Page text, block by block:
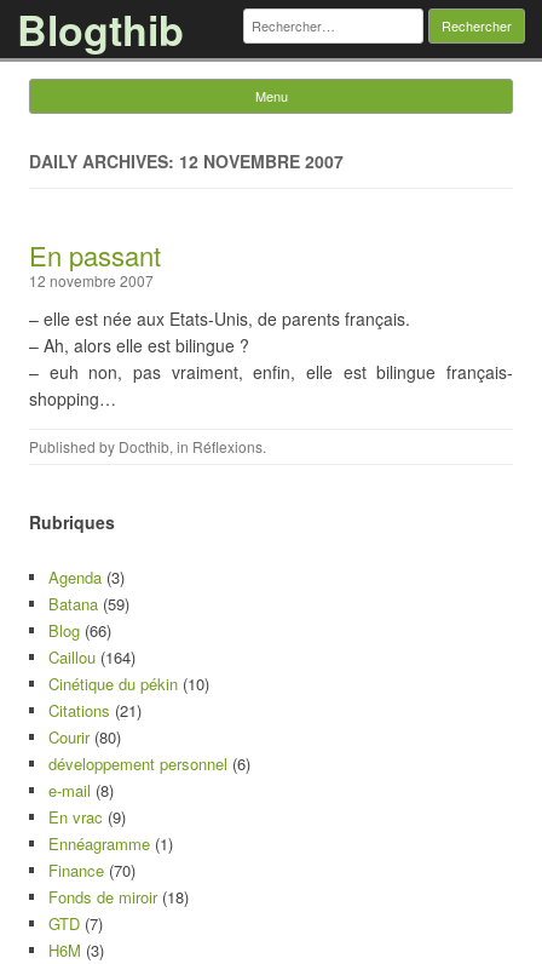
Blogthib Rechercher :
Menu
DAILY ARCHIVES: 12 NOVEMBRE 2007
En passant
12 novembre 2007
– elle est née aux Etats-Unis, de parents français.
– Ah, alors elle est bilingue ?
– euh non, pas vraiment, enfin, elle est bilingue français-
shopping…
Published by Docthib, in Réflexions.
Rubriques
Agenda (3)
Batana (59)
Blog (66)
Caillou (164)
Cinétique du pékin (10)
Citations (21)
Courir(80)
développement personnel (6)
e-mail (8)
En vrac (9)
Ennéagramme (1)
Finance (70)
Fonds de miroir(18)
GTD (7)
H6M (3)